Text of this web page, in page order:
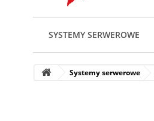
SYSTEMY SERWEROWE
Systemy serwerowe